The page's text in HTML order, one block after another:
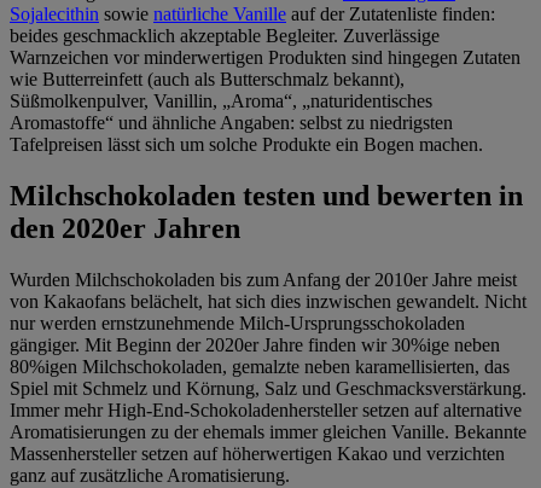
Sojalecithin sowie natürliche Vanille auf der Zutatenliste finden:
beides geschmacklich akzeptable Begleiter. Zuverlässige
Warnzeichen vor minderwertigen Produkten sind hingegen Zutaten
wie Butterreinfett (auch als Butterschmalz bekannt),
Süßmolkenpulver, Vanillin, „Aroma“, „naturidentisches
Aromastoffe“ und ähnliche Angaben: selbst zu niedrigsten
Tafelpreisen lässt sich um solche Produkte ein Bogen machen.
Milchschokoladen testen und bewerten in
den 2020er Jahren
Wurden Milchschokoladen bis zum Anfang der 2010er Jahre meist
von Kakaofans belächelt, hat sich dies inzwischen gewandelt. Nicht
nur werden ernstzunehmende Milch-Ursprungsschokoladen
gängiger. Mit Beginn der 2020er Jahre finden wir 30%ige neben
80%igen Milchschokoladen, gemalzte neben karamellisierten, das
Spiel mit Schmelz und Körnung, Salz und Geschmacksverstärkung.
Immer mehr High-End-Schokoladenhersteller setzen auf alternative
Aromatisierungen zu der ehemals immer gleichen Vanille. Bekannte
Massenhersteller setzen auf höherwertigen Kakao und verzichten
ganz auf zusätzliche Aromatisierung.